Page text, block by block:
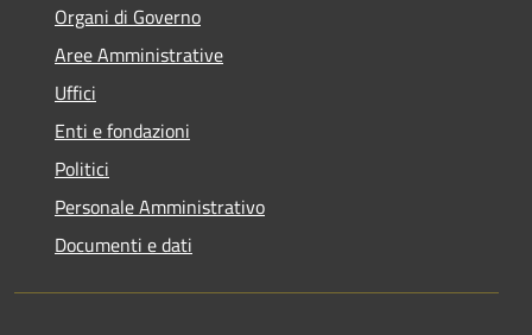
Organi di Governo
Aree Amministrative
Uffici
Enti e fondazioni
Politici
Personale Amministrativo
Documenti e dati